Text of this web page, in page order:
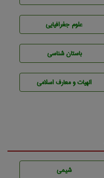
علوم جغرافيايی
باستان شناسی
الهیات و معارف اسلامی
شيمی